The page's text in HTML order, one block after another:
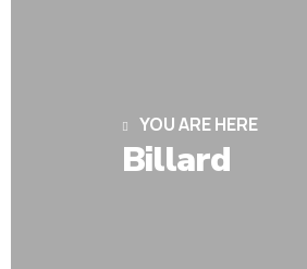
YOU ARE HERE
Billard